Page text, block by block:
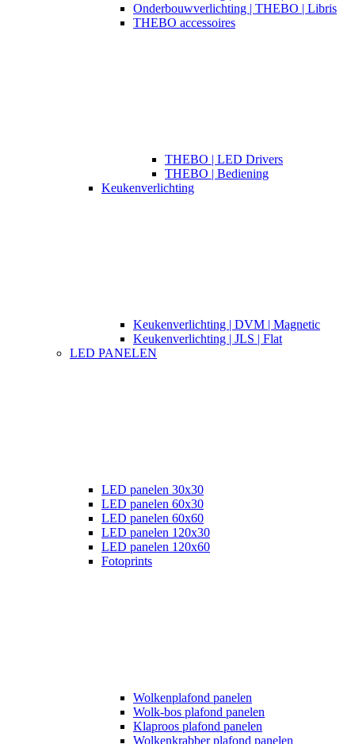
Onderbouwverlichting | THEBO | Libris
THEBO accessoires
THEBO | LED Drivers
THEBO | Bediening
Keukenverlichting
Keukenverlichting | DVM | Magnetic
Keukenverlichting | JLS | Flat
LED PANELEN
LED panelen 30x30
LED panelen 60x30
LED panelen 60x60
LED panelen 120x30
LED panelen 120x60
Fotoprints
Wolkenplafond panelen
Wolk-bos plafond panelen
Klaproos plafond panelen
Wolkenkrabber plafond panelen